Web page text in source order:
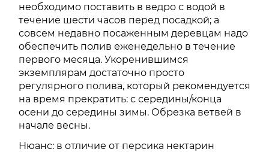
необходимо поставить в ведро с водой в
течение шести часов перед посадкой; а
совсем недавно посаженным деревцам надо
обеспечить полив еженедельно в течение
первого месяца. Укоренившимся
экземплярам достаточно просто
регулярного полива, который рекомендуется
на время прекратить: с середины/конца
осени до середины зимы. Обрезка ветвей в
начале весны.
Нюанс: в отличие от персика нектарин